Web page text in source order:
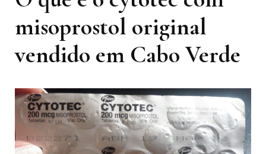
misoprostol original
vendido em Cabo Verde